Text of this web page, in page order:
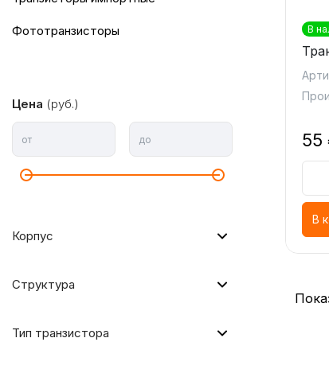
Фототранзисторы
Цена (руб.)
от до
Корпус
Структура
Тип транзистора
В
55
В